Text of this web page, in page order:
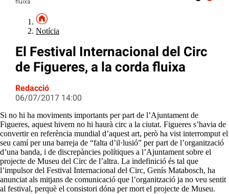
Notícia
El Festival Internacional del Circ
de Figueres, a la corda fluixa
Redacció
06/07/2017 14:00
Si no hi ha moviments importants per part de l’Ajuntament de
Figueres, aquest hivern no hi haurà circ a la ciutat. Figueres s’havia de
convertir en referència mundial d’aquest art, però ha vist interromput el
seu camí per una barreja de “falta d’il·lusió” per part de l’organització
d’una banda, i de discrepàncies polítiques a l’Ajuntament sobre el
projecte de Museu del Circ de l’altra. La indefinició és tal que
l’impulsor del Festival Internacional del Circ, Genís Matabosch, ha
anunciat als mitjans de comunicació que l’organització ja no veu sentit
al festival, perquè el consistori dóna per mort el projecte de Museu.